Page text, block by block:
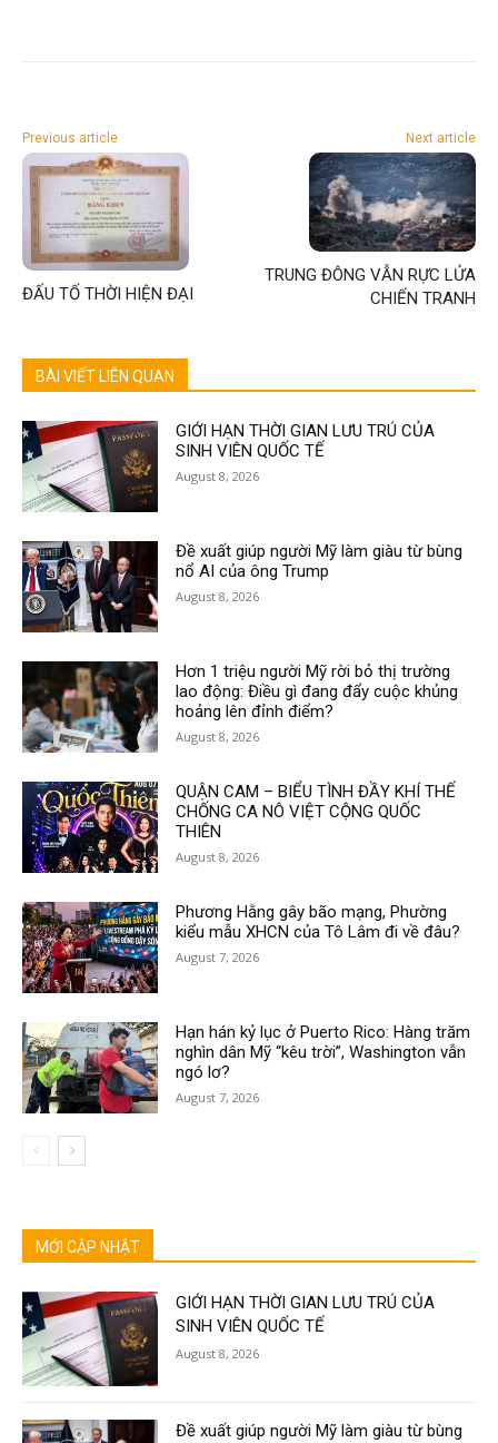
Previous article
ĐẤU TỐ THỜI HIỆN ĐẠI
Next article
TRUNG ĐÔNG VẪN RỰC LỬA
CHIẾN TRANH
BÀI VIẾT LIÊN QUAN
GIỚI HẠN THỜI GIAN LƯU TRÚ CỦA
SINH VIÊN QUỐC TẾ
August 8, 2026
Đề xuất giúp người Mỹ làm giàu từ bùng
nổ AI của ông Trump
August 8, 2026
Hơn 1 triệu người Mỹ rời bỏ thị trường
lao động: Điều gì đang đẩy cuộc khủng
hoảng lên đỉnh điểm?
August 8, 2026
QUẬN CAM – BIỂU TÌNH ĐẦY KHÍ THẾ
CHỐNG CA NÔ VIỆT CỘNG QUỐC
THIÊN
August 8, 2026
Phương Hằng gây bão mạng, Phường
kiểu mẫu XHCN của Tô Lâm đi về đâu?
August 7, 2026
Hạn hán kỷ lục ở Puerto Rico: Hàng trăm
nghìn dân Mỹ “kêu trời”, Washington vẫn
ngó lơ?
August 7, 2026
MỚI CẬP NHẬT
GIỚI HẠN THỜI GIAN LƯU TRÚ CỦA
SINH VIÊN QUỐC TẾ
August 8, 2026
Đề xuất giúp người Mỹ làm giàu từ bùng